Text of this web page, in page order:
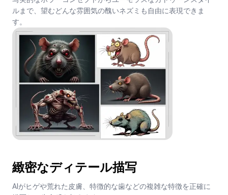
ルまで、望むどんな雰囲気の醜いネズミも自由に表現できま
す。
緻密なディテール描写
AIがヒゲや荒れた皮膚、特徴的な歯などの複雑な特徴を正確に